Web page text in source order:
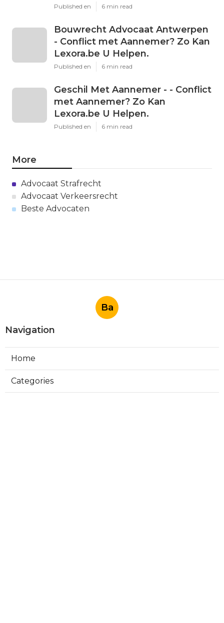
Published en 6 min read
Bouwrecht Advocaat Antwerpen
- Conflict met Aannemer? Zo Kan
Lexora.be U Helpen.
Published en 6 min read
Geschil Met Aannemer - - Conflict
met Aannemer? Zo Kan
Lexora.be U Helpen.
Published en 6 min read
More
Advocaat Strafrecht
Advocaat Verkeersrecht
Beste Advocaten
Ba
Navigation
Home
Categories